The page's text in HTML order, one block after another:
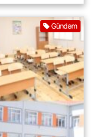
Gündəm